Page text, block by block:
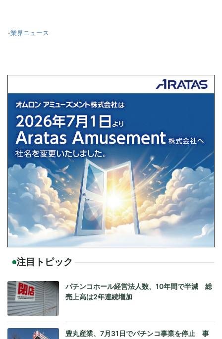
-業界ニュース
注目トピック
パチンコホール経営法人数、10年間で半減 総
売上高は2年連続増加
豊丸産業、7月31日でパチンコ事業を停止 事